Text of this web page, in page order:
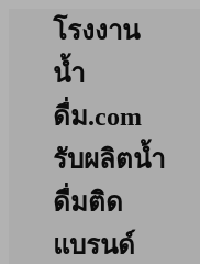
โรงงาน
น้ำ
ดื่ม.com
รับผลิตน้ำ
ดื่มติด
แบรนด์